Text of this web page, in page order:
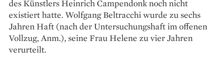
des Künstlers Heinrich Campendonk noch nicht
existiert hatte. Wolfgang Beltracchi wurde zu sechs
Jahren Haft (nach der Unter­suchungshaft im offenen
Vollzug, Anm.), seine Frau Helene zu vier ­Jahren
verurteilt.